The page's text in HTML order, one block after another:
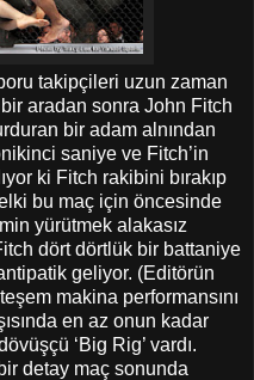
takipçileri uzun zaman
aradan sonra John Fitch
bir adam alnından
saniye ve Fitch’in
ki Fitch rakibini bırakıp
bu maç için öncesinde
yürütmek alakasız
dört dörtlük bir battaniye
geliyor. (Editörün
makina performansını
en az onun kadar
‘Big Rig’ vardı.
detay maç sonunda